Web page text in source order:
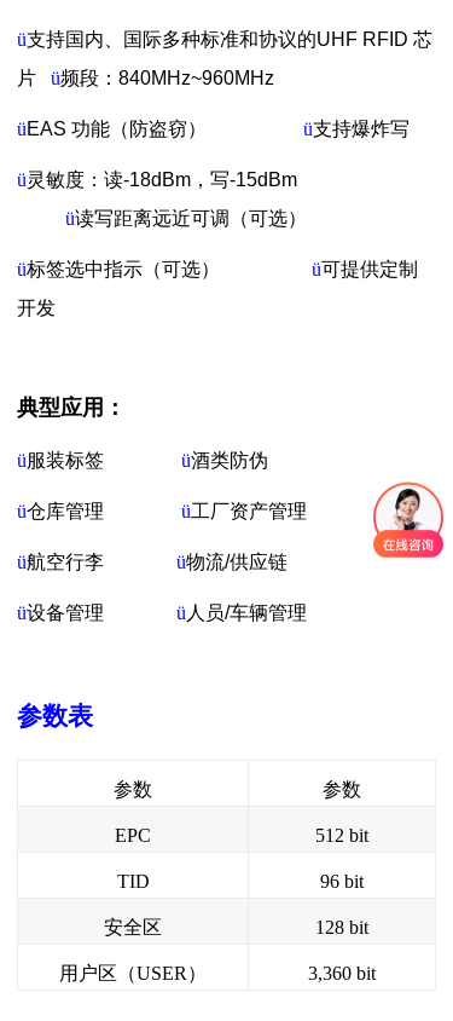
ü支持国内、国际多种标准和协议的UHF RFID 芯
片 ü频段： 840MHz~960MHz
üEAS 功能（防盗窃） ü支持爆炸写
ü灵敏度：读-18dBm ，写-15dBm
ü读写距离远近可调（可选）
ü标签选中指示（可选） ü可提供定制
开发
典型应用：
ü服装标签 ü酒类防伪
ü仓库管理 ü工厂资产管理
ü航空行李 ü物流/供应链
ü设备管理 ü 人员/车辆管理
参数表
参数 参数
EPC 512 bit
TID 96 bit
安全区 128 bit
用户区（USER） 3,360 bit